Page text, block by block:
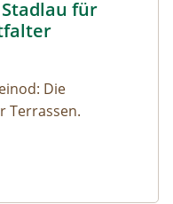
für
Die
Terrassen.